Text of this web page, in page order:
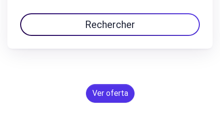
Rechercher
Ver oferta